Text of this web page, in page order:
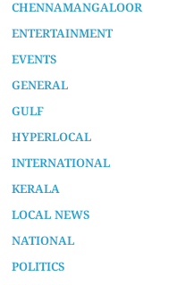
CHENNAMANGALOOR
ENTERTAINMENT
EVENTS
GENERAL
GULF
HYPERLOCAL
INTERNATIONAL
KERALA
LOCAL NEWS
NATIONAL
POLITICS